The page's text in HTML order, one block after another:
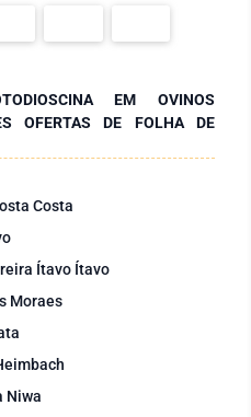
EM OVINOS
OFERTAS DE FOLHA DE
Costa
Ítavo Ítavo
Moraes
Niwa